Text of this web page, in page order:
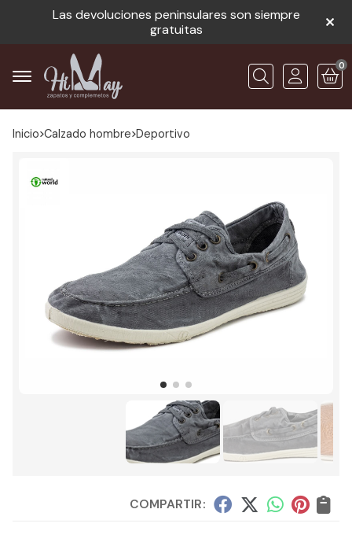
Las devoluciones peninsulares son siempre
gratuitas
Buscar
0
Inicio calzado hombre deportivo
COMPARTIR: